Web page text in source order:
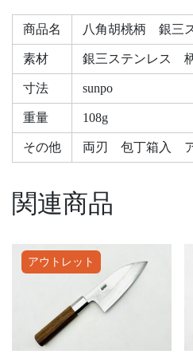
商品名 八角胡桃柄 銀三
素材 銀三ステンレス
寸法 sunpo
重量 108g
その他 両刃 包丁箱入 ア
関連商品
アウトレット